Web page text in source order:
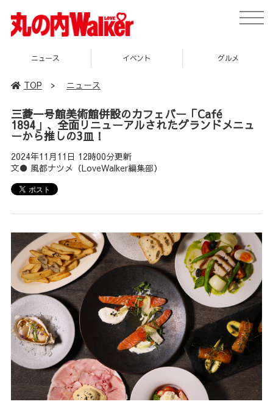
toggle
イベント グルメ スポット
TOP > ニュース
三菱一号館美術館併設のカフェバー「Café
1894」、全面リニューアルされたグランドメニュ
ーから推しの3皿！
2024年11月11日 12時00分更新
文● 風都ナツメ（LoveWalker編集部）